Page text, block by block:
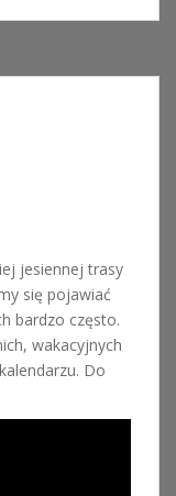
jesiennej trasy
się pojawiać
bardzo często.
wakacyjnych
Do